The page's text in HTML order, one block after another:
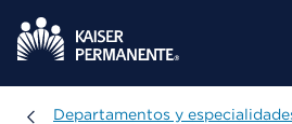
Departamentos y especialidades
Departamentos y